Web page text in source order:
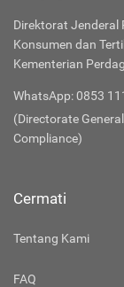
Direktorat Jenderal
Konsumen dan
Kementerian
WhatsApp: 0853
(Directorate
Compliance)
Cermati
Tentang Kami
FAQ